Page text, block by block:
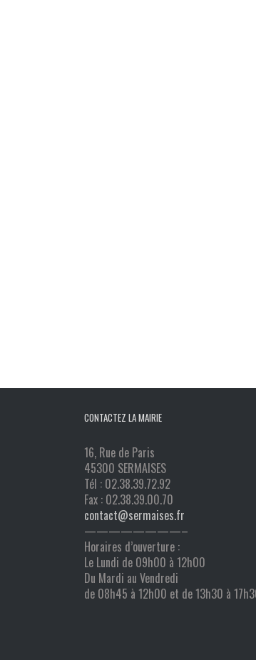
CONTACTEZ LA MAIRIE
16, Rue de Paris
45300 SERMAISES
Tél : 02.38.39.72.92
Fax : 02.38.39.00.70
contact@sermaises.fr
————————–
Horaires d’ouverture :
Le Lundi de 09h00 à 12h00
Du Mardi au Vendredi
de 08h45 à 12h00 et de 13h30 à